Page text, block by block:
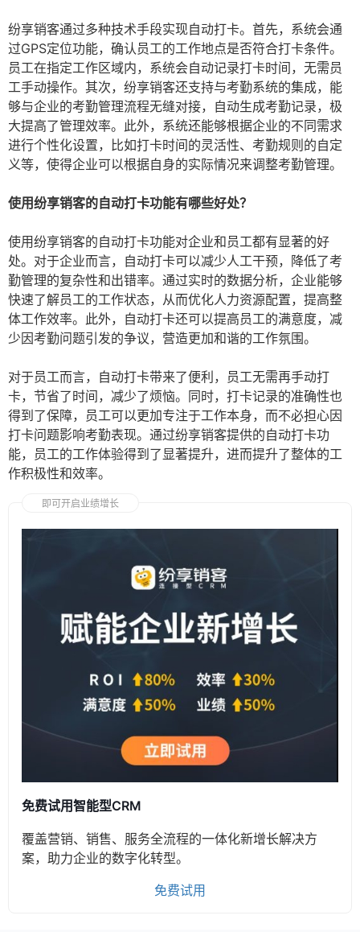
纷享销客通过多种技术手段实现自动打卡。首先，系统会通
过GPS定位功能，确认员工的工作地点是否符合打卡条件。
员工在指定工作区域内，系统会自动记录打卡时间，无需员
工手动操作。其次，纷享销客还支持与考勤系统的集成，能
够与企业的考勤管理流程无缝对接，自动生成考勤记录，极
大提高了管理效率。此外，系统还能够根据企业的不同需求
进行个性化设置，比如打卡时间的灵活性、考勤规则的自定
义等，使得企业可以根据自身的实际情况来调整考勤管理。
使用纷享销客的自动打卡功能有哪些好处？
使用纷享销客的自动打卡功能对企业和员工都有显著的好
处。对于企业而言，自动打卡可以减少人工干预，降低了考
勤管理的复杂性和出错率。通过实时的数据分析，企业能够
快速了解员工的工作状态，从而优化人力资源配置，提高整
体工作效率。此外，自动打卡还可以提高员工的满意度，减
少因考勤问题引发的争议，营造更加和谐的工作氛围。
对于员工而言，自动打卡带来了便利，员工无需再手动打
卡，节省了时间，减少了烦恼。同时，打卡记录的准确性也
得到了保障，员工可以更加专注于工作本身，而不必担心因
打卡问题影响考勤表现。通过纷享销客提供的自动打卡功
能，员工的工作体验得到了显著提升，进而提升了整体的工
作积极性和效率。
即可开启业绩增长
免费试用智能型CRM
覆盖营销、销售、服务全流程的一体化新增长解决方
案，助力企业的数字化转型。
免费试用